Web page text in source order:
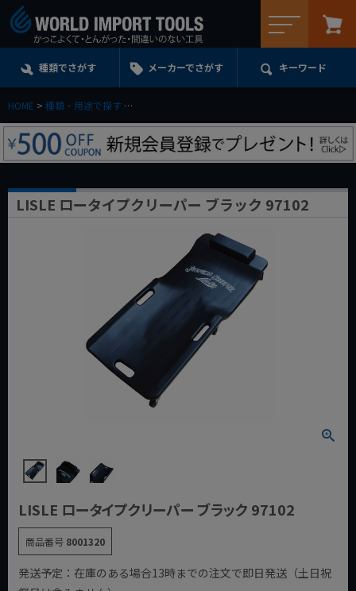
種類でさがす メーカーでさがす キーワード
HOME 種類・用途で探す
LISLE ロータイプクリーパー ブラック 97102
LISLE ロータイプクリーパー ブラック 97102
商品番号 8001320
発送予定：在庫のある場合13時までの注文で即日発送（土日祝